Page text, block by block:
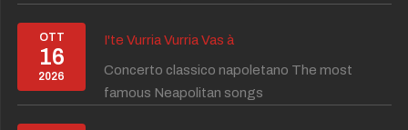
OTT
16
2026
I'te Vurria Vurria Vas à
Concerto classico napoletano The most
famous Neapolitan songs